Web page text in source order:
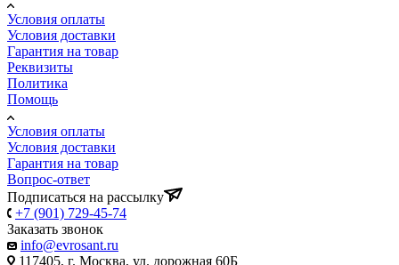
Условия оплаты
Условия доставки
Гарантия на товар
Реквизиты
Политика
Помощь
Условия оплаты
Условия доставки
Гарантия на товар
Вопрос-ответ
Подписаться на рассылку
+7 (901) 729-45-74
Заказать звонок
info@evrosant.ru
117405, г. Москва, ул. дорожная 60Б